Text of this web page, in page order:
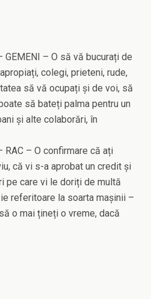
– O să vă bucurați de
colegi, prieteni, rude,
să vă ocupați și de voi, să
să bateți palma pentru un
și alte colaborări, în
– O confirmare că ați
că vi s-a aprobat un credit și
pe care vi le doriți de multă
referitoare la soarta mașinii –
o mai țineți o vreme, dacă